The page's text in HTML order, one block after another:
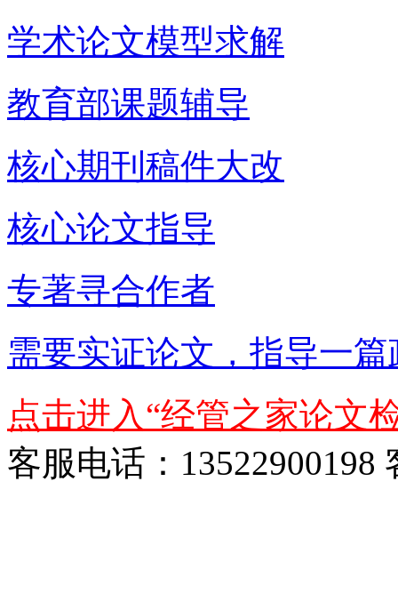
学术论文模型求解
教育部课题辅导
核心期刊稿件大改
核心论文指导
专著寻合作者
需要实证论文，指导一
点击进入“经管之家论文
客服电话：13522900198